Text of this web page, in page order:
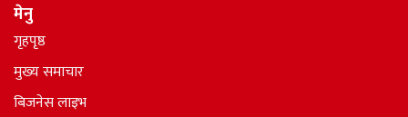
मेनु
गृहपृष्ठ
मुख्य समाचार
बिजनेस लाइभ